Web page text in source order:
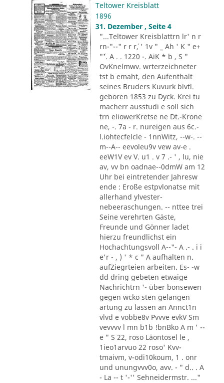
Teltower Kreisblatt
1896
31. Dezember , Seite 4
"...Teltower Kreisblattrn lr' n r
rn-"--" r r r´, ' 1v " _ Ah ' K " e+
"´'. A . . 1220 -. AiK * b , S "
OvKnelmwv. wrterzeichneter
tst b emaht, den Aufenthalt
seines Bruders Kuvurk blvtl.
geboren 1853 zu Dyck. Krei tu
macherr ausstudi e soll sich
trn eliowerKretse ne Dt.-Krone
ne, -. 7a - r. nureigen aus 6c.-
l.iohtecfelcle - 1nnWitz, --w-. --
m--A-- eevoleu9v vew av-e .
eeW1V ev V. u1 . v 7 .- ' , lu, nie
av, vv bn oadnae--0dmW am 12
Uhr bei eintretender Jahresw
ende : Eroße estpvlonatse mit
allerhand ylvester-
nebeeraschungen. -- nttee trei
Seine verehrten Gäste,
Freunde und Gönner ladet
hierzu freundlichst ein
Hochachtungsvoll A--"- A .- . i i
e'r - , ) ' * c " A aufhalten n.
aufZiegrteien arbeiten. Es- -w
dd dring gebeten etwaige
Nachrichtrn '- über bonsewen
gegen wcko sten gelangen
artung zu lassen an Annct1n
vlvd e vobbe8v Pvvve evkV Sm
vevvvv l mn b1b !bnBko A m ' --
e " S 22, roso Läontosel le ,
1ieo1arvuo 22 roso' Kvv-
tmaivm, v-odi10koum, 1 . onr
und unungvvv0o, avv. - " d.. . A
- La -- t '-'' Sehneidermstr. ..."